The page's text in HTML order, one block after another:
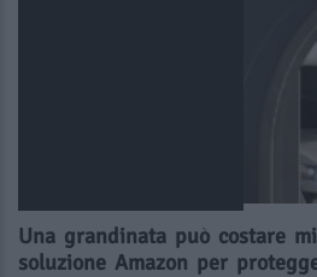
Una grandinata può costare
soluzione Amazon per